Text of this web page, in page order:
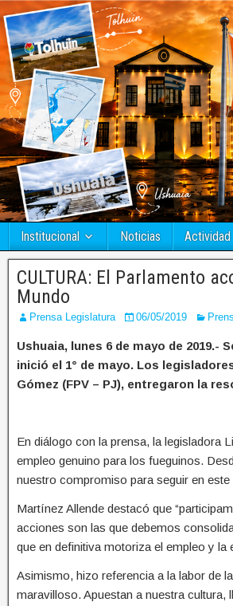
Institucional Noticias
CULTURA: El Parlamento
Mundo
Prensa Legislatura 06/05/2019
Ushuaia, lunes 6 de mayo de 2019.-
inició el 1° de mayo. Los
Gómez (FPV – PJ), entregaron la
En diálogo con la prensa, la legisladora
empleo genuino para los fueguinos.
nuestro compromiso para seguir en este
Martínez Allende destacó que
acciones son las que debemos
que en definitiva motoriza el empleo y la
Asimismo, hizo referencia a la labor de
maravilloso. Apuestan a nuestra cultura,